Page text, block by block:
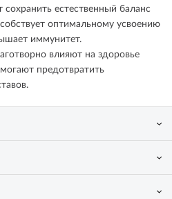
естественный баланс
оптимальному усвоению
иммунитет.
влияют на здоровье
предотвратить